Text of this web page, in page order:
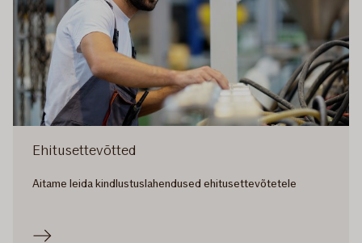
Ehitusettevõtted
Aitame leida kindlustuslahendused ehitusettevõtetele